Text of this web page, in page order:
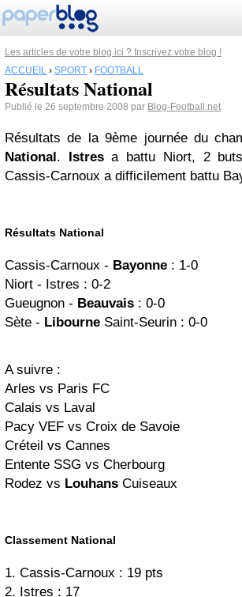
Les articles de votre blog ici ? Inscrivez votre blog !
ACCUEIL › SPORT › FOOTBALL
Résultats National
Publié le 26 septembre 2008 par Blog-Football.net
Résultats de la 9ème journée du
National. Istresa battu Niort, 2
Cassis-Carnoux a difficilement battu
Résultats National
Cassis-Carnoux - Bayonne : 1-0
Niort - Istres : 0-2
Gueugnon - Beauvais : 0-0
Sète - Libourne Saint-Seurin : 0-0
A suivre :
Arles vs Paris FC
Calais vs Laval
Pacy VEF vs Croix de Savoie
Créteil vs Cannes
Entente SSG vs Cherbourg
Rodez vs Louhans Cuiseaux
Classement National
1. Cassis-Carnoux : 19 pts
2. Istres : 17